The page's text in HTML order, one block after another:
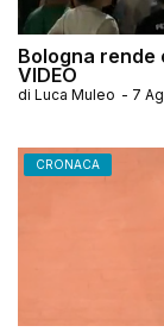
Bologna rende
VIDEO
di Luca Muleo - 7
CRONACA